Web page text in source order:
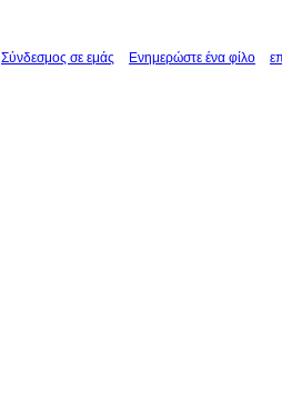
Σύνδεσμος σε εμάς Ενημερώστε ένα φίλο